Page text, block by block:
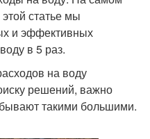
статье мы
и эффективных
в 5 раз.
на воду
решений, важно
такими большими.